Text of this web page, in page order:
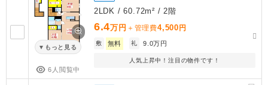
もっと見る
6人閲覧中
2LDK / 60.72m² / 2階
6.4万円 ＋管理費4,500 円
敷 無料 礼 9.0万円
人気上昇中！注目の物件です！